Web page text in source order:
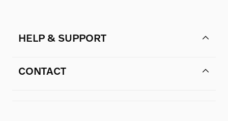
HELP & SUPPORT
CONTACT